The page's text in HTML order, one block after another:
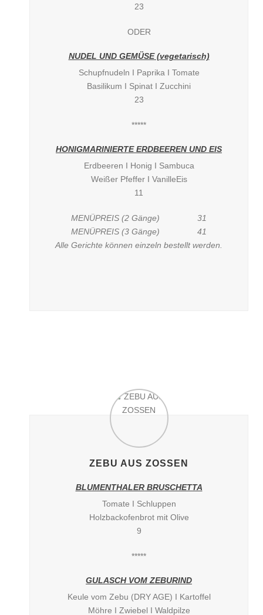
23
ODER
NUDEL UND GEMÜSE (vegetarisch)
Schupfnudeln I Paprika I Tomate
Basilikum I Spinat I Zucchini
23
*****
HONIGMARINIERTE ERDBEEREN UND EIS
Erdbeeren I Honig I Sambuca
Weißer Pfeffer I VanilleEis
11
MENÜPREIS (2 Gänge) 31
MENÜPREIS (3 Gänge) 41
Alle Gerichte können einzeln bestellt werden.
ZEBU AUS ZOSSEN
BLUMENTHALER BRUSCHETTA
Tomate I Schluppen
Holzbackofenbrot mit Olive
9
*****
GULASCH VOM ZEBURIND
Keule vom Zebu (DRY AGE) I Kartoffel
Möhre I Zwiebel I Waldpilze